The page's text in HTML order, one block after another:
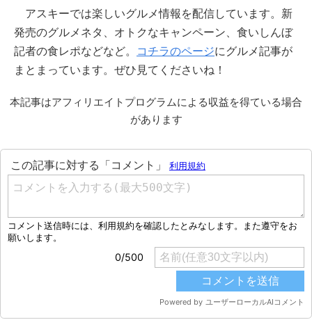
アスキーでは楽しいグルメ情報を配信しています。新
発売のグルメネタ、オトクなキャンペーン、食いしんぼ
記者の食レポなどなど。
コチラのページにグルメ記事が
まとまっています。ぜひ見てくださいね！
本記事はアフィリエイトプログラムによる収益を得ている場合
があります